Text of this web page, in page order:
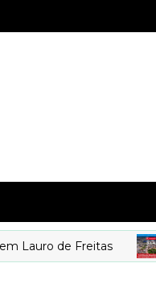
de Freitas